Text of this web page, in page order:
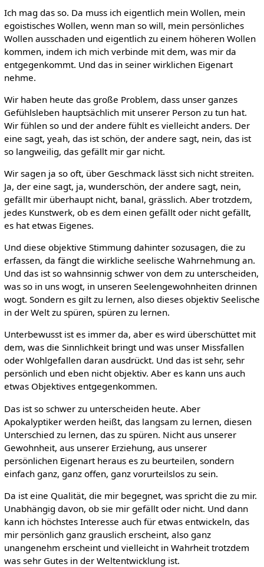
Ich mag das so. Da muss ich eigentlich mein Wollen, mein
egoistisches Wollen, wenn man so will, mein persönliches
Wollen ausschaden und eigentlich zu einem höheren Wollen
kommen, indem ich mich verbinde mit dem, was mir da
entgegenkommt. Und das in seiner wirklichen Eigenart
nehme.
Wir haben heute das große Problem, dass unser ganzes
Gefühlsleben hauptsächlich mit unserer Person zu tun hat.
Wir fühlen so und der andere fühlt es vielleicht anders. Der
eine sagt, yeah, das ist schön, der andere sagt, nein, das ist
so langweilig, das gefällt mir gar nicht.
Wir sagen ja so oft, über Geschmack lässt sich nicht streiten.
Ja, der eine sagt, ja, wunderschön, der andere sagt, nein,
gefällt mir überhaupt nicht, banal, grässlich. Aber trotzdem,
jedes Kunstwerk, ob es dem einen gefällt oder nicht gefällt,
es hat etwas Eigenes.
Und diese objektive Stimmung dahinter sozusagen, die zu
erfassen, da fängt die wirkliche seelische Wahrnehmung an.
Und das ist so wahnsinnig schwer von dem zu unterscheiden,
was so in uns wogt, in unseren Seelengewohnheiten drinnen
wogt. Sondern es gilt zu lernen, also dieses objektiv Seelische
in der Welt zu spüren, spüren zu lernen.
Unterbewusst ist es immer da, aber es wird überschüttet mit
dem, was die Sinnlichkeit bringt und was unser Missfallen
oder Wohlgefallen daran ausdrückt. Und das ist sehr, sehr
persönlich und eben nicht objektiv. Aber es kann uns auch
etwas Objektives entgegenkommen.
Das ist so schwer zu unterscheiden heute. Aber
Apokalyptiker werden heißt, das langsam zu lernen, diesen
Unterschied zu lernen, das zu spüren. Nicht aus unserer
Gewohnheit, aus unserer Erziehung, aus unserer
persönlichen Eigenart heraus es zu beurteilen, sondern
einfach ganz, ganz offen, ganz vorurteilslos zu sein.
Da ist eine Qualität, die mir begegnet, was spricht die zu mir.
Unabhängig davon, ob sie mir gefällt oder nicht. Und dann
kann ich höchstes Interesse auch für etwas entwickeln, das
mir persönlich ganz grauslich erscheint, also ganz
unangenehm erscheint und vielleicht in Wahrheit trotzdem
was sehr Gutes in der Weltentwicklung ist.